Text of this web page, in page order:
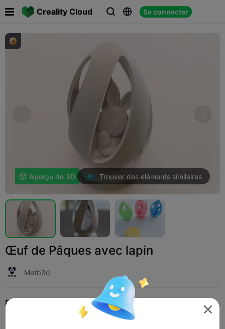
Creality Cloud   Se connecter
 Aperçu de 3D Trouver des éléments similaires
Œuf de Pâques avec lapin
Matb3d
Print Settings (6) Add Articles ménagers
